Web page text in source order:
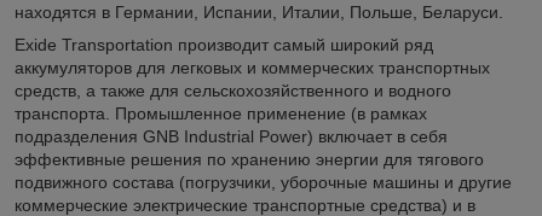
находятся в Германии, Испании, Италии, Польше, Беларуси.
Exide Transportation производит самый широкий ряд
аккумуляторов для легковых и коммерческих транспортных
средств, а также для сельскохозяйственного и водного
транспорта. Промышленное применение (в рамках
подразделения GNB Industrial Power) включает в себя
эффективные решения по хранению энергии для тягового
подвижного состава (погрузчики, уборочные машины и другие
коммерческие электрические транспортные средства) и в